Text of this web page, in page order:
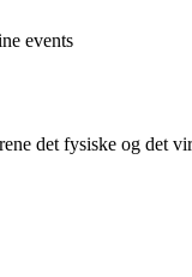
events
det fysiske og det